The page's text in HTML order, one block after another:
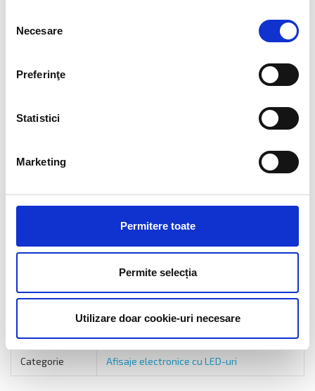
consimțământului
Necesare
Preferinţe
Statistici
Marketing
Permitere toate
Permite selecția
Utilizare doar cookie-uri necesare
Modulele cu leduri sunt protejate cu un lac special pe baza de
Componente industriale (pentru gama larga de temperaturi:
BENEFICIAR:
BRASOV
Detalii tehnice
Categorie Afisaje electronice cu LED-uri